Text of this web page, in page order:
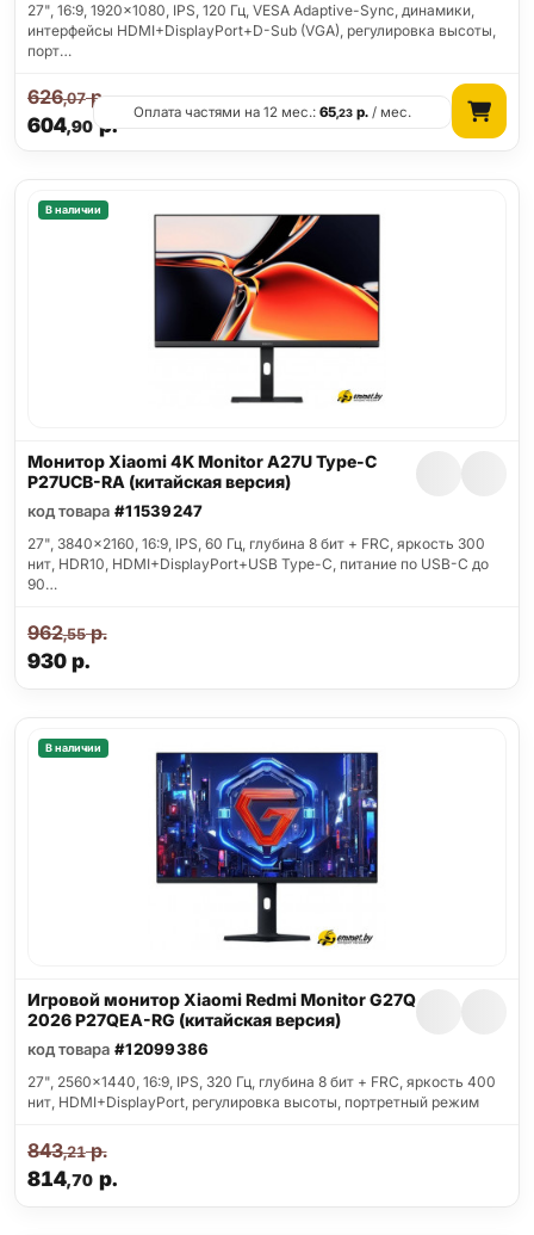
27", 16:9, 1920x1080, IPS, 120 Гц, VESA Adaptive-Sync, динамики,
интерфейсы HDMI+DisplayPort+D-Sub (VGA), регулировка высоты,
порт…
604,90р.
626,07р.
Оплата частями на 12 мес.:65,23 р. / мес.
В наличии
Монитор Xiaomi 4K Monitor A27U Type-C
P27UCB-RA (китайская версия)
код товара #11539247
27", 3840x2160, 16:9, IPS, 60 Гц, глубина 8 бит + FRC, яркость 300
нит, HDR10, HDMI+DisplayPort+USB Type-C, питание по USB-C до
90…
930р.
962,55р.
В наличии
Игровой монитор Xiaomi Redmi Monitor G27Q
2026 P27QEA-RG (китайская версия)
код товара #12099386
27", 2560x1440, 16:9, IPS, 320 Гц, глубина 8 бит + FRC, яркость 400
нит, HDMI+DisplayPort, регулировка высоты, портретный режим
814,70р.
843,21р.